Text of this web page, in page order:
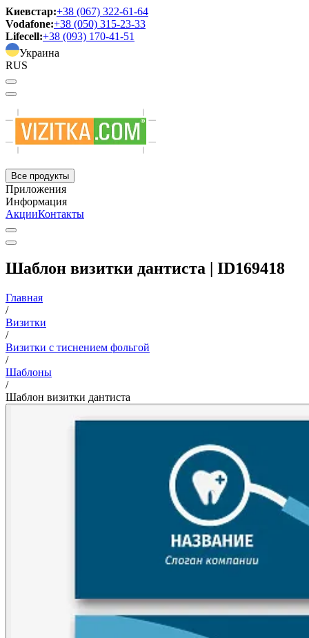
Киевстар:+38 (067) 322-61-64
Vodafone:+38 (050) 315-23-33
Lifecell:+38 (093) 170-41-51
Украина
RUS
Все продукты
Приложения
Информация
АкцииКонтакты
Шаблон визитки дантиста | ID169418
Главная
/
Визитки
/
Визитки с тиснением фольгой
/
Шаблоны
/
Шаблон визитки дантиста